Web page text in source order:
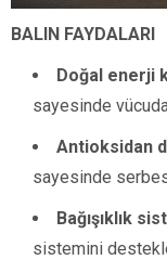
BALIN FAYDALARI
Doğal enerji
sayesinde
Antioksidan
sayesinde
Bağışıklık
sistemini